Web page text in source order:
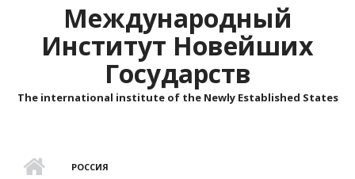
Международный
Институт Новейших
Государств
The international institute of the Newly Established States
РОССИЯ